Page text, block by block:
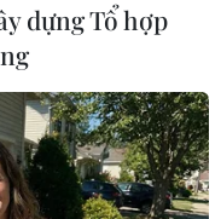
dựng Tổ hợp